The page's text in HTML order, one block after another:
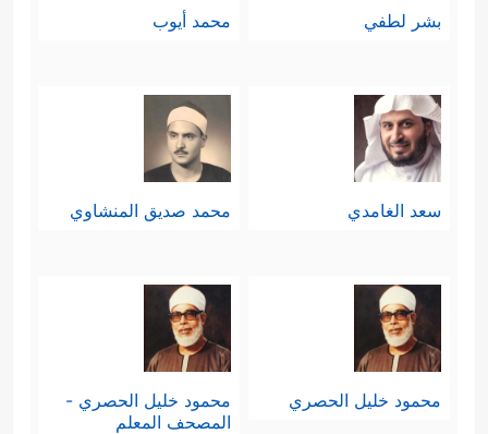
بشر لطفي محمد أيوب
سعد الغامدي محمد صديق المنشاوي
محمود خليل الحصري
محمود خليل الحصري -
المصحف المعلم